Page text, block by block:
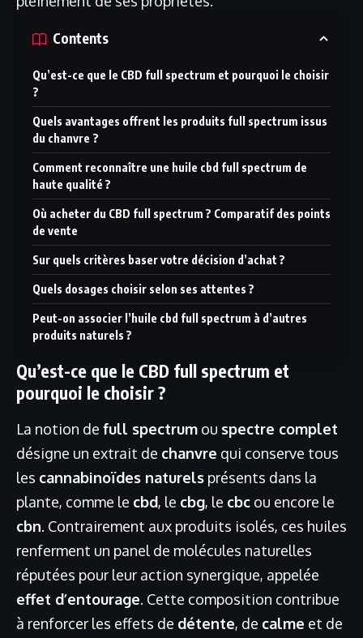
Contents
Qu’est-ce que le CBD full spectrum et pourquoi le choisir
?
Quels avantages offrent les produits full spectrum issus
du chanvre ?
Comment reconnaître une huile cbd full spectrum de
haute qualité ?
Où acheter du CBD full spectrum ? Comparatif des points
de vente
Sur quels critères baser votre décision d’achat ?
Quels dosages choisir selon ses attentes ?
Peut-on associer l’huile cbd full spectrum à d’autres
produits naturels ?
Qu’est-ce que le CBD full spectrum et
pourquoi le choisir ?
La notion de full spectrum ou spectre complet
désigne un extrait de chanvre qui conserve tous
les cannabinoïdes naturels présents dans la
plante, comme le cbd, le cbg, le cbc ou encore le
cbn. Contrairement aux produits isolés, ces huiles
renferment un panel de molécules naturelles
réputées pour leur action synergique, appelée
effet d’entourage. Cette composition contribue
à renforcer les effets de détente, de calme et de